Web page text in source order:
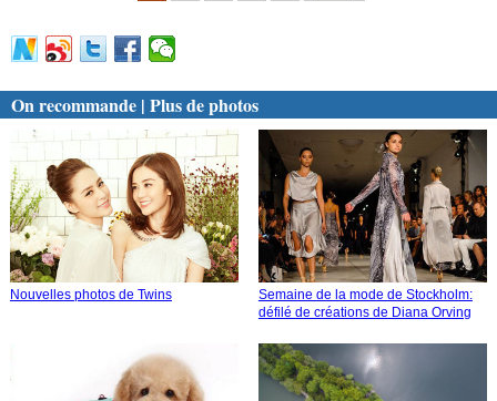
On recommande | Plus de photos
Nouvelles photos de Twins
Semaine de la mode de Stockholm:
défilé de créations de Diana Orving